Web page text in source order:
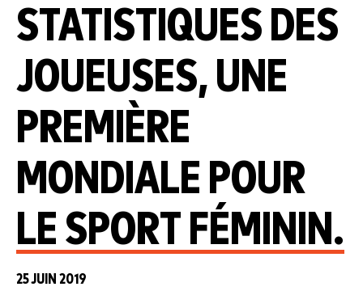
STATISTIQUES DES
JOUEUSES, UNE
PREMIÈRE
MONDIALE POUR
LE SPORT FÉMININ.
25 JUIN 2019